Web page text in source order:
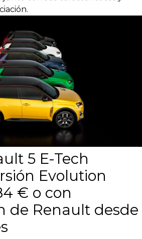
5 E-Tech
Evolution
€ o con
de Renault desde